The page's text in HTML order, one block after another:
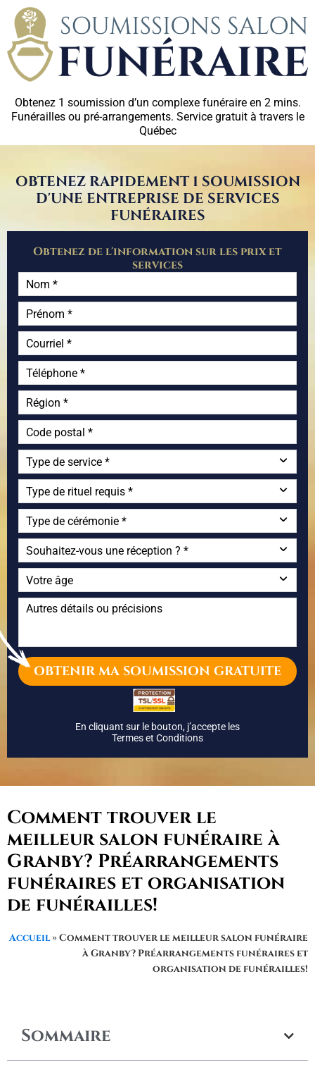
Obtenez 1 soumission d’un complexe funéraire en 2 mins.
Funérailles ou pré-arrangements. Service gratuit à travers le
Québec
OBTENEZ RAPIDEMENT 1 SOUMISSION
D'UNE ENTREPRISE DE SERVICES
FUNÉRAIRES
Obtenez de l'information sur les prix et
services
En cliquant sur le bouton, j’accepte les
Termes et Conditions
Comment trouver le
meilleur salon funéraire à
Granby? Préarrangements
funéraires et organisation
de funérailles!
Accueil» Comment trouver le meilleur salon funéraire
à Granby? Préarrangements funéraires et
organisation de funérailles!
Sommaire